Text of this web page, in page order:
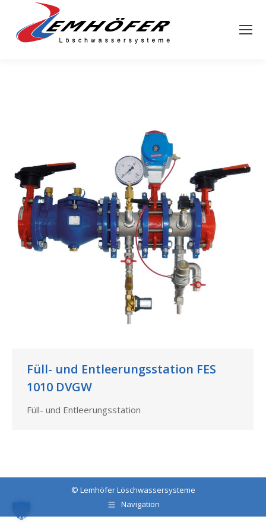
Füll- und Entleerungsstation FES
1010 DVGW
Füll- und Entleerungsstation
© Lemhöfer Löschwassersysteme
Navigation